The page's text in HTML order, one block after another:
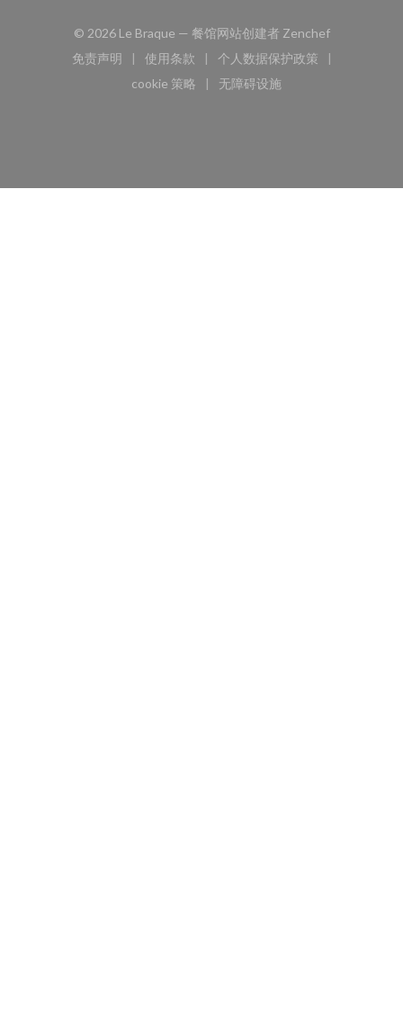
© 2026 Le Braque — 餐馆网站创建者 Zenchef((在新窗口中
免责声明
((在新窗口中打开))
使用条款
((在新窗口中打开))
个人数据保护政策
((在新窗口中打开))
cookie 策略
((在新窗口中打开))
无障碍设施
((在新窗口中打开))